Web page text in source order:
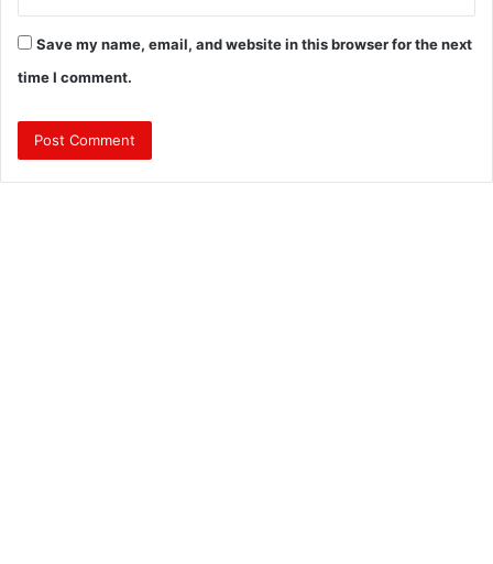
Save my name, email, and website in this browser for the next
time I comment.